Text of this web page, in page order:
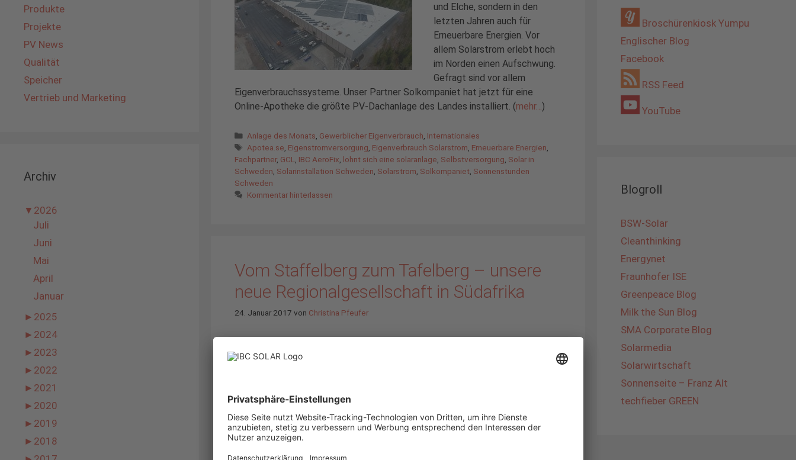
und Elche, sondern in den
letzten Jahren auch für
Erneuerbare Energien. Vor
allem Solarstrom erlebt hoch
im Norden einen Aufschwung.
Gefragt sind vor allem
Eigenverbrauchssysteme. Unser Partner Solkompaniet hat jetzt für eine
Online-Apotheke die größte PV-Dachanlage des Landes installiert. (mehr… )
Kategorien
Anlage des Monats Gewerblicher Eigenverbrauch Internationales
Schlagwörter
Apotea.se Eigenstromversorgung Eigenverbrauch Solarstrom Erneuerbare Energien
Fachpartner, GCL IBC AeroFix lohnt sich eine solaranlage Selbstversorgung Solar in
Schweden Solarinstallation Schweden Solarstrom Solkompaniet Sonnenstunden
Schweden
Kommentar hinterlassen
Vom Staffelberg zum Tafelberg – unsere
neue Regionalgesellschaft in Südafrika
24. Januar 2017 von Christina Pfeufer
Dachanlage in Kapstadt
sind daher ab sofort mit einer
eigenen Regionalgesellschaft in
Produkte
Projekte
PV News
Qualität
Speicher
Vertrieb und Marketing
Archiv
▼ 2026
Juli
Juni
Mai
April
Januar
► 2025
► 2024
► 2023
► 2022
► 2021
► 2020
► 2019
► 2018
Broschürenkiosk Yumpu
Englischer Blog
Facebook
RSS Feed
YouTube
Blogroll
BSW-Solar
Cleanthinking
Energynet
Fraunhofer ISE
Greenpeace Blog
Milk the Sun Blog
SMA Corporate Blog
Solarmedia
Solarwirtschaft
Sonnenseite – Franz Alt
techfieber GREEN